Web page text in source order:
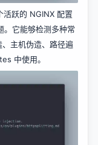
活跃的 NGINX 配置
。它能够检测多种常
主机伪造、路径遍
中使用。